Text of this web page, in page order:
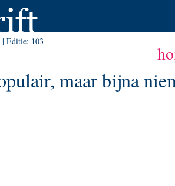
Editie: 103
maar bijna